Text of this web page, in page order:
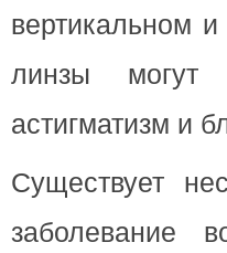
вертикальном
линзы могут
астигматизм и
Существует
заболевание